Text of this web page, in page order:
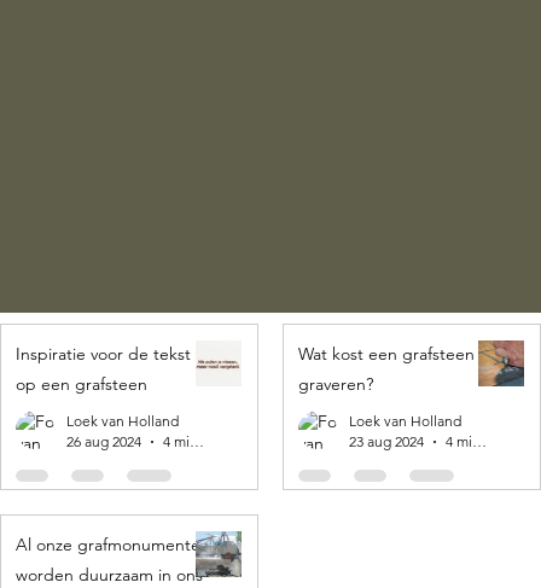
Inspiratie voor de tekst
op een grafsteen
Loek van Holland
26 aug 2024
4 minuten om te lezen
Wat kost een grafsteen
graveren?
Loek van Holland
23 aug 2024
4 minuten om te lezen
Al onze grafmonumenten
worden duurzaam in ons